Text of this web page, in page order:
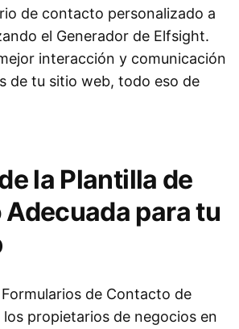
de contacto personalizado a
el Generador de Elfsight.
interacción y comunicación
de tu sitio web, todo eso de
la Plantilla de
para tu
de Contacto de
propietarios de negocios en